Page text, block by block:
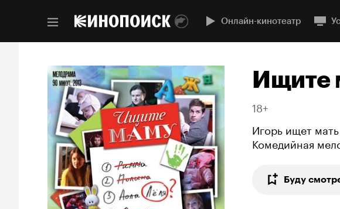
Онлайн-кинотеатр
Ищите
18+
Игорь ищет
Комедийная
Буду